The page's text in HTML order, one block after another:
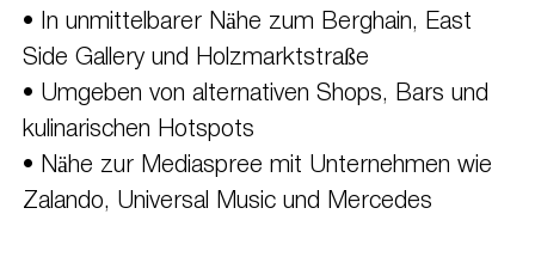
• In unmittelbarer Nähe zum Berghain, East
Side Gallery und Holzmarktstraße
• Umgeben von alternativen Shops, Bars und
kulinarischen Hotspots
• Nähe zur Mediaspree mit Unternehmen wie
Zalando, Universal Music und Mercedes